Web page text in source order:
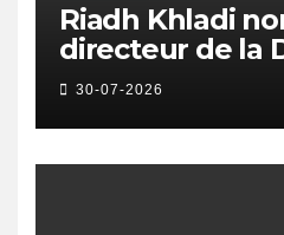
Riadh Khladi
directeur de la
Nationale de
30-07-2026